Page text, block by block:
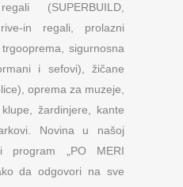
(SUPERBUILD,
in regali, prolazni
sigurnosna
i sefovi), žičane
oprema za muzeje,
žardinjere, kante
Novina u našoj
program „PO MERI
da odgovori na sve